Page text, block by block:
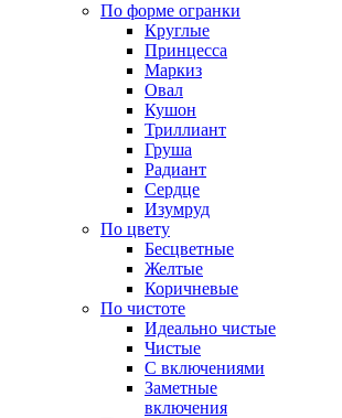
По форме огранки
Круглые
Принцесса
Маркиз
Овал
Кушон
Триллиант
Груша
Радиант
Сердце
Изумруд
По цвету
Бесцветные
Желтые
Коричневые
По чистоте
Идеально чистые
Чистые
С включениями
Заметные
включения